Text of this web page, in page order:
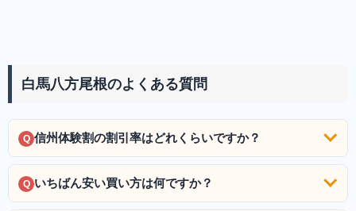
白馬八方尾根のよくある質問
Q 信州体験割の割引率はどれくらいですか？
Q いちばん安い買い方は何ですか？